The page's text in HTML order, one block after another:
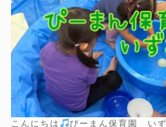
こんにちは ぴーまん保育園 い